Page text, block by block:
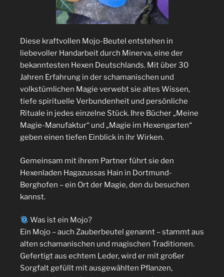
Diese kraftvollen Mojo-Beutel entstehen in
liebevoller Handarbeit durch Minerva, eine der
bekanntesten Hexen Deutschlands. Mit über 30
Jahren Erfahrung in der schamanischen und
volkstümlichen Magie verwebt sie altes Wissen,
tiefe spirituelle Verbundenheit und persönliche
Rituale in jedes einzelne Stück. Ihre Bücher „Meine
Magie-Manufaktur“ und „Magie im Hexengarten“
geben einen tiefen Einblick in ihr Wirken.
Gemeinsam mit ihrem Partner führt sie den
Hexenladen Hagazussas Hain in Dortmund-
Berghofen – ein Ort der Magie, den du besuchen
kannst.
Was ist ein Mojo?
Ein Mojo – auch Zauberbeutel genannt – stammt aus
alten schamanischen und magischen Traditionen.
Gefertigt aus echtem Leder, wird er mit großer
Sorgfalt gefüllt mit ausgewählten Pflanzen,